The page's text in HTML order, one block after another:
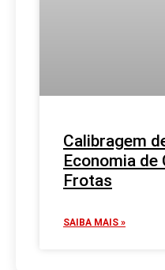
Calibragem
Economia de
Frotas
SAIBA MAIS »